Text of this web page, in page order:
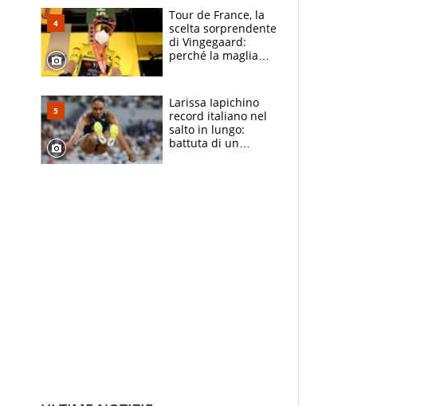
compagni
Tour de France, la
scelta sorprendente
di Vingegaard:
perché la maglia
rischio da evitare
Larissa Iapichino
record italiano nel
salto in lungo:
battuta di un